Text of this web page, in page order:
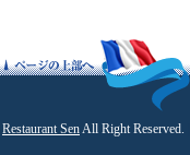
Restaurant SenAll Right Reserved.